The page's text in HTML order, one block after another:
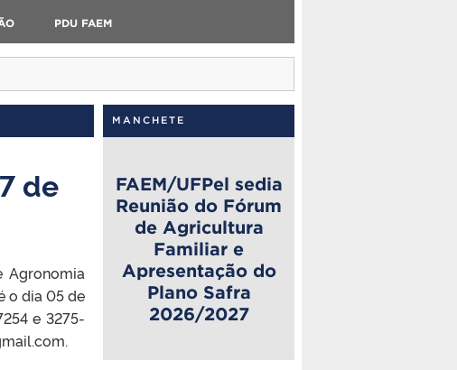
PDU FAEM
de
Agronomia
o dia 05 de
e 3275-
MANCHETE
FAEM/UFPel sedia
Reunião do Fórum
de Agricultura
Familiar e
Apresentação do
Plano Safra
2026/2027